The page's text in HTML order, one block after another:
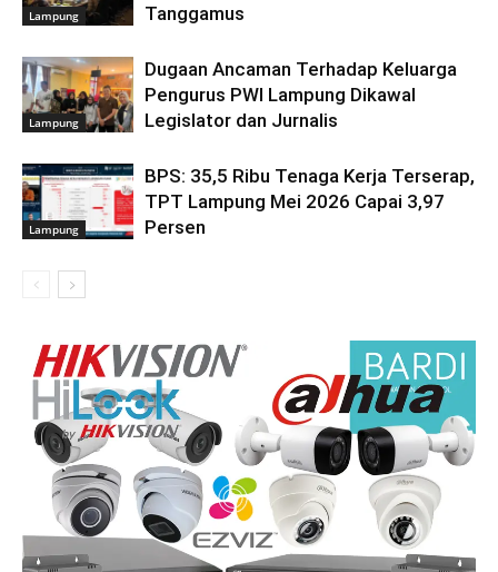
Lampung
Tanggamus
Lampung
Dugaan Ancaman Terhadap Keluarga
Pengurus PWI Lampung Dikawal
Legislator dan Jurnalis
Lampung
BPS: 35,5 Ribu Tenaga Kerja Terserap,
TPT Lampung Mei 2026 Capai 3,97
Persen